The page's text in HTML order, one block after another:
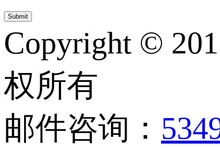
Copyright ©
权所有
邮件咨询：